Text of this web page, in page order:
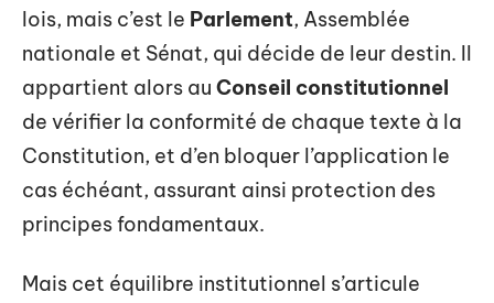
lois, mais c’est le Parlement, Assemblée
nationale et Sénat, qui décide de leur destin. Il
appartient alors au Conseil constitutionnel
de vérifier la conformité de chaque texte à la
Constitution, et d’en bloquer l’application le
cas échéant, assurant ainsi protection des
principes fondamentaux.
Mais cet équilibre institutionnel s’articule